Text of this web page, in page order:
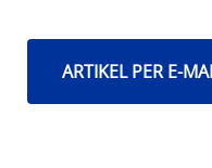
ARTIKEL PER E-